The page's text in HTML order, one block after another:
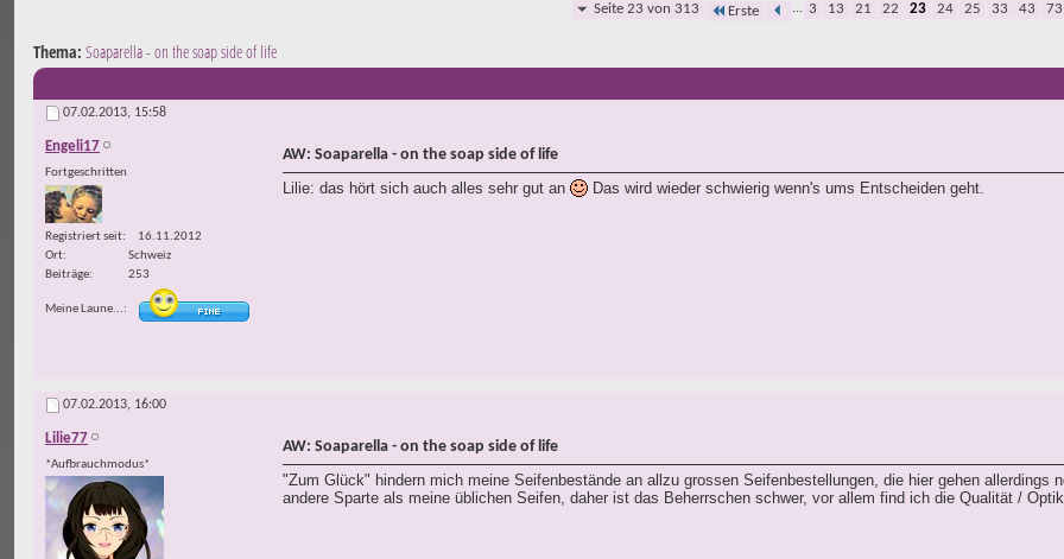
Seite 23 von 313 Erste ... 3 13 21 22 23 24 25 33 43 73
Thema: Soaparella - on the soap side of life
07.02.2013, 15:58
Engeli17
Fortgeschritten
Registriert seit
16.11.2012
Ort
Schweiz
Beiträge
253
Meine Laune...
AW: Soaparella - on the soap side of life
Lilie: das hört sich auch alles sehr gut an
Das wird wieder schwierig wenn's ums Entscheiden geht.
07.02.2013, 16:00
Lilie77
*Aufbrauchmodus*
AW: Soaparella - on the soap side of life
"Zum Glück" hindern mich meine Seifenbestände an allzu grossen Seifenbestellungen, die hier gehen allerdings
andere Sparte als meine üblichen Seifen, daher ist das Beherrschen schwer, vor allem find ich die Qualität /